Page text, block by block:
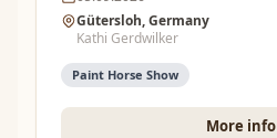
Gütersloh, Germany
Kathi Gerdwilker
Paint Horse Show
More info